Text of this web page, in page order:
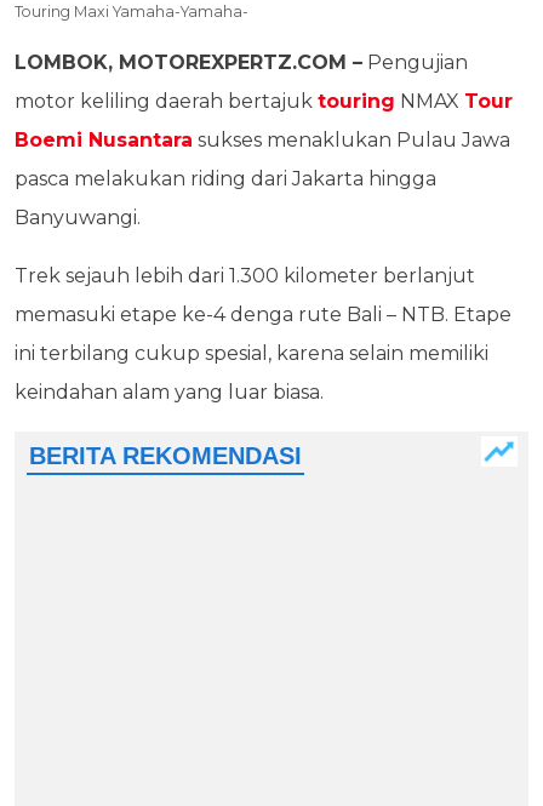
Touring Maxi Yamaha-Yamaha-
LOMBOK, MOTOREXPERTZ.COM – Pengujian
motor keliling daerah bertajuk touring NMAX Tour
Boemi Nusantara sukses menaklukan Pulau Jawa
pasca melakukan riding dari Jakarta hingga
Banyuwangi.
Trek sejauh lebih dari 1.300 kilometer berlanjut
memasuki etape ke-4 denga rute Bali – NTB. Etape
ini terbilang cukup spesial, karena selain memiliki
keindahan alam yang luar biasa.